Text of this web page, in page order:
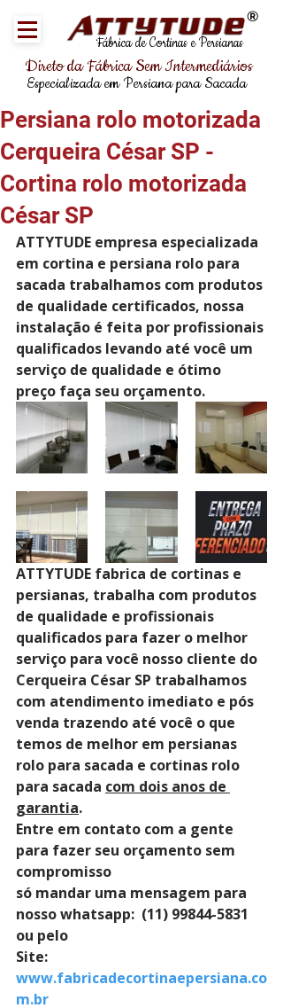
Fábrica de Cortinas e Persianas
®
Direto da Fábrica Sem Intermediários
Especializada em Persiana para Sacada
Persiana rolo motorizada
Cerqueira César SP -
Cortina rolo motorizada
César SP
ATTYTUDE empresa especializada
em cortina e persiana rolo para
sacada trabalhamos com produtos
de qualidade certificados, nossa
instalação é feita por profissionais
qualificados levando até você um
serviço de qualidade e ótimo
preço faça seu orçamento.
ATTYTUDE fabrica de cortinas e
persianas, trabalha com produtos
de qualidade e profissionais
qualificados para fazer o melhor
serviço para você nosso cliente do
Cerqueira César SP trabalhamos
com atendimento imediato e pós
venda trazendo até você o que
temos de melhor em persianas
rolo para sacada e cortinas rolo
para sacada com dois anos de
garantia.
Entre em contato com a gente
para fazer seu orçamento sem
compromisso
só mandar uma mensagem para
nosso whatsapp:  (11) 99844-5831
ou pelo
Site:
www.fabricadecortinaepersiana.co
m.br